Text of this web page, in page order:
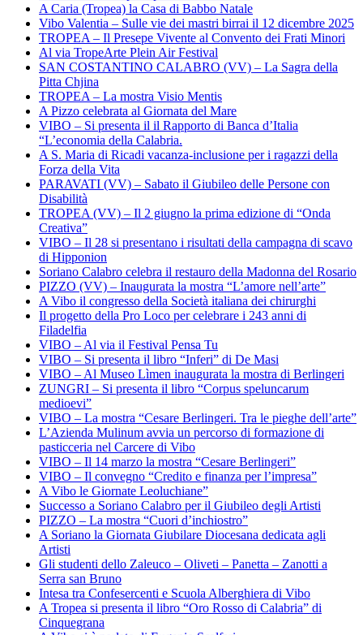
A Caria (Tropea) la Casa di Babbo Natale
Vibo Valentia – Sulle vie dei mastri birrai il 12 dicembre 2025
TROPEA – Il Presepe Vivente al Convento dei Frati Minori
Al via TropeArte Plein Air Festival
SAN COSTANTINO CALABRO (VV) – La Sagra della
Pitta Chjina
TROPEA – La mostra Visio Mentis
A Pizzo celebrata al Giornata del Mare
VIBO – Si presenta il il Rapporto di Banca d’Italia
“L’economia della Calabria.
A S. Maria di Ricadi vacanza-inclusione per i ragazzi della
Forza della Vita
PARAVATI (VV) – Sabato il Giubileo delle Persone con
Disabilità
TROPEA (VV) – Il 2 giugno la prima edizione di “Onda
Creativa”
VIBO – Il 28 si presentano i risultati della campagna di scavo
di Hipponion
Soriano Calabro celebra il restauro della Madonna del Rosario
PIZZO (VV) – Inaugurata la mostra “L’amore nell’arte”
A Vibo il congresso della Società italiana dei chirurghi
Il progetto della Pro Loco per celebrare i 243 anni di
Filadelfia
VIBO – Al via il Festival Pensa Tu
VIBO – Si presenta il libro “Inferi” di De Masi
VIBO – Al Museo Lìmen inaugurata la mostra di Berlingeri
ZUNGRI – Si presenta il libro “Corpus speluncarum
medioevi”
VIBO – La mostra “Cesare Berlingeri. Tra le pieghe dell’arte”
L’Azienda Mulinum avvia un percorso di formazione di
pasticceria nel Carcere di Vibo
VIBO – Il 14 marzo la mostra “Cesare Berlingeri”
VIBO – Il convegno “Credito e finanza per l’impresa”
A Vibo le Giornate Leoluchiane”
Successo a Soriano Calabro per il Giubileo degli Artisti
PIZZO – La mostra “Cuori d’inchiostro”
A Soriano la Giornata Giubilare Diocesana dedicata agli
Artisti
Gli studenti dello Zaleuco – Oliveti – Panetta – Zanotti a
Serra san Bruno
Intesa tra Confesercenti e Scuola Alberghiera di Vibo
A Tropea si presenta il libro “Oro Rosso di Calabria” di
Cinquegrana